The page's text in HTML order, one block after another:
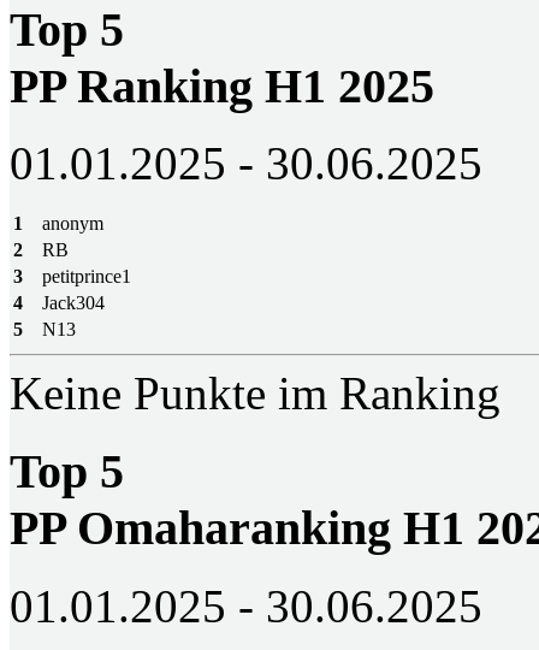
Top 5
PP Ranking H1 2025
01.01.2025 - 30.06.2025
1
anonym
2
RB
3
petitprince1
4
Jack304
5
N13
Keine Punkte im Ranking
Top 5
PP Omaharanking H1
01.01.2025 - 30.06.2025